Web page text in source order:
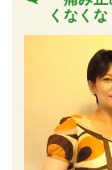
くなくな